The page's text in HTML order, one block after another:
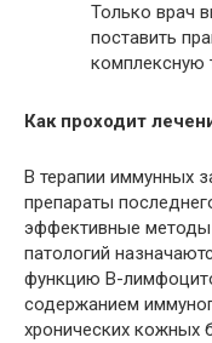
Только врач
поставить
комплексную
Как проходит
В терапии иммунных
препараты
эффективные
патологий
функцию В-
содержанием
хронических кожных